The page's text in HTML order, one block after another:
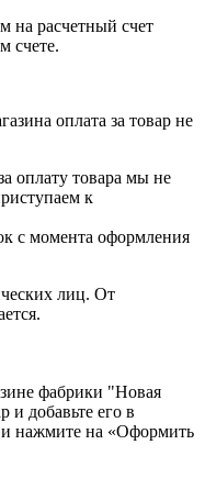
на расчетный счет
счете.
оплата за товар не
оплату товара мы не
к
с момента оформления
лиц. От
фабрики "Новая
и добавьте его в
и нажмите на «Оформить